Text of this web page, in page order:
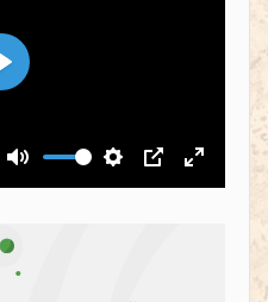
Выключить звук
Настройки
PIP На
Воспроизвести